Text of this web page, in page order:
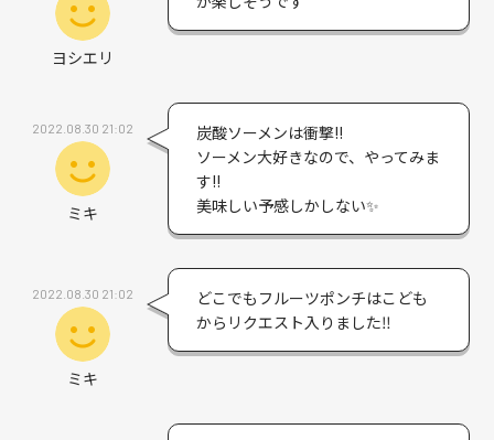
ヨシエリ
2022.08.30 21:02
ミキ
炭酸ソーメンは衝撃!!
ソーメン大好きなので、やってみま
す!!
美味しい予感しかしない✨
2022.08.30 21:02
ミキ
どこでもフルーツポンチはこども
からリクエスト入りました‼︎